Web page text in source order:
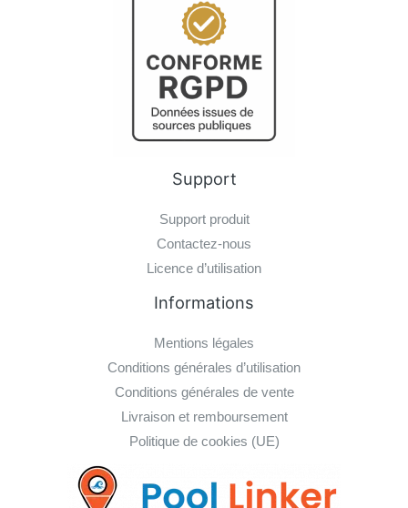
Support
Support produit
Contactez-nous
Licence d’utilisation
Informations
Mentions légales
Conditions générales d’utilisation
Conditions générales de vente
Livraison et remboursement
Politique de cookies (UE)